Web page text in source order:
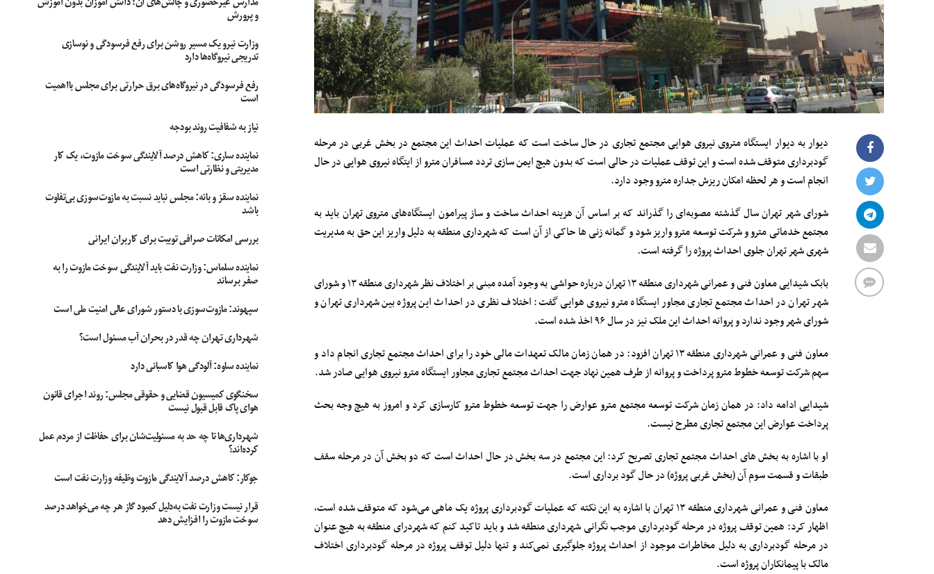
دیوار به دیوار ایستگاه متروی نیروی هوایی مجتمع تجاری در حال ساخت است که عملیات احداث این مجتمع در بخش غربی در مرحله
گودبرداری متوقف شده است و این توقف عملیات در حالی است که بدون هیچ ایمن سازی تردد مسافران مترو از ایتگاه نیروی هوایی در حال
انجام است و هر لحظه امکان ریزش جداره مترو وجود دارد.
شورای شهر تهران سال گذشته مصوبه‌ای را گذراند که بر اساس آن هزینه احداث ساخت و ساز پیرامون ایستگاه‌های متروی تهران باید به
مجتمع خدماتی مترو و شرکت توسعه مترو واریز شود و گمانه زنی ها حاکی از آن است که شهرداری منطقه به دلیل واریز این حق به مدیریت
شهری شهر تهران جلوی احداث پروژه را گرفته است.
بابک شیدایی معاون فنی و عمرانی شهرداری منطقه ۱۳ تهران درباره حواشی به وجود آمده مبنی بر اختلاف نظر شهرداری منطقه ۱۳ و شورای
شهر تهران در احداث مجتمع تجاری مجاور ایستگاه مترو نیروی هوایی گفت: اختلاف نظری در احداث این پروژه بین شهرداری تهران و
شورای شهر وجود ندارد و پروانه احداث این ملک نیز در سال ۹۶ اخذ شده است.
معاون فنی و عمرانی شهرداری منطقه ۱۳ تهران افزود: در همان زمان مالک تعهدات مالی خود را برای احداث مجتمع تجاری انجام داد و
سهم شرکت توسعه خطوط مترو پرداخت و پروانه از طرف همین نهاد جهت احداث مجتمع تجاری مجاور ایستگاه مترو نیروی هوایی صادر شد.
شیدایی ادامه داد: در همان زمان شرکت توسعه مجتمع مترو عوارض را جهت توسعه خطوط مترو کارسازی کرد و امروز به هیچ وجه بحث
پرداخت عوارض این مجتمع تجاری مطرح نیست.
او با اشاره به بخش های احداث مجتمع تجاری تصریح کرد: این مجتمع در سه بخش در حال احداث است که دو بخش آن در مرحله سقف
طبقات و قسمت سوم آن (بخش غربی پروژه) در حال گود برداری است.
معاون فنی و عمرانی شهرداری منطقه ۱۳ تهران با اشاره به این نکته که عملیات گودبرداری پروژه یک ماهی می‌شود که متوقف شده است،
اظهار کرد: همین توقف پروژه در مرحله گودبرداری موجب نگرانی شهرداری منطقه شد و باید تاکید کنم که شهردرای منطقه به هیچ عنوان
در مرحله گودبرداری به دلیل مخاطرات موجود از احداث پروژه جلوگیری نمی‌کند و تنها دلیل توقف پروژه در مرحله گودبرداری اختلاف
مالک با پیمانکاران پروژه است.
و پرورش
وزارت نیرو یک مسیر روشن برای رفع فرسودگی و نوسازی
تدریجی نیروگاه‌ها دارد
رفع فرسودگی در نیروگاه‌های برق حرارتی برای مجلس بااهمیت
است
نیاز به شفافیت روند بودجه
نماینده ساری: کاهش درصد آلایندگی سوخت مازوت، یک کار
مدیریتی و نظارتی است
نماینده سقز و بانه: مجلس نباید نسبت به مازوت‌سوزی بی‌تفاوت
باشد
بررسی امکانات صرافی توبیت برای کاربران ایرانی
نماینده سلماس: وزارت نفت باید آلایندگی سوخت مازوت را به
صفر برساند
سپهوند:‌ مازوت‌سوزی با دستور شورای عالی امنیت ملی است
شهرداری تهران چه قدر در بحران آب مسئول است؟
نماینده ساوه: آلودگی هوا کاسبانی دارد
سخنگوی کمیسیون قضایی و حقوقی مجلس: روند اجرای قانون
هوای پاک قابل قبول نیست
شهرداری‌ها تا چه حد به مسئولیت‌شان برای حفاظت از مردم عمل
کرده‌اند؟
جوکار: کاهش درصد آلایندگی مازوت وظیفه وزارت نفت است
قرار نیست وزارت نفت به‌دلیل کمبود گاز هر چه می‌خواهد درصد
سوخت مازوت را افزایش دهد